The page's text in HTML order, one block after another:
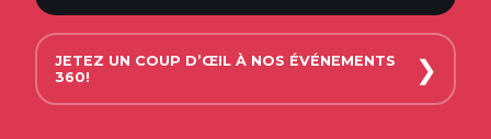
JETEZ UN COUP D’ŒIL À NOS ÉVÉNEMENTS
360!
❯